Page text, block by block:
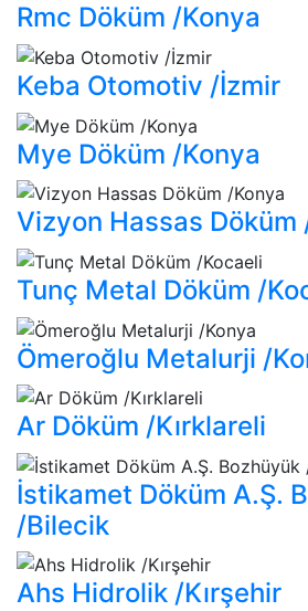
Rmc Döküm /Konya
Keba Otomotiv /İzmir
Mye Döküm /Konya
Vizyon Hassas Döküm
Tunç Metal Döküm /
Ömeroğlu Metalurji /
Ar Döküm /Kırklareli
İstikamet Döküm A.Ş.
/Bilecik
Ahs Hidrolik /Kırşehir